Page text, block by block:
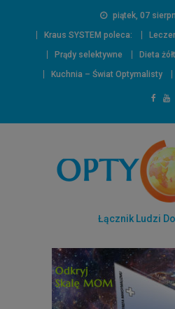
piątek, 07
Kraus SYSTEM poleca:
Prądy selektywne
Dieta
Kuchnia – Świat Optymalisty
Łącznik Ludzi